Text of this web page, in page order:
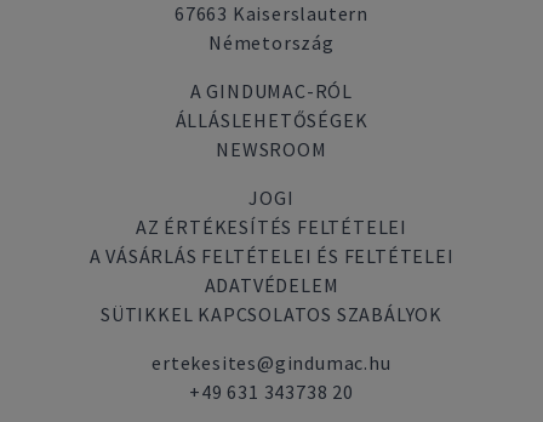
67663 Kaiserslautern
Németország
A GINDUMAC-RÓL
ÁLLÁSLEHETŐSÉGEK
NEWSROOM
JOGI
AZ ÉRTÉKESÍTÉS FELTÉTELEI
A VÁSÁRLÁS FELTÉTELEI ÉS FELTÉTELEI
ADATVÉDELEM
SÜTIKKEL KAPCSOLATOS SZABÁLYOK
ertekesites@gindumac.hu
+49 631 343738 20